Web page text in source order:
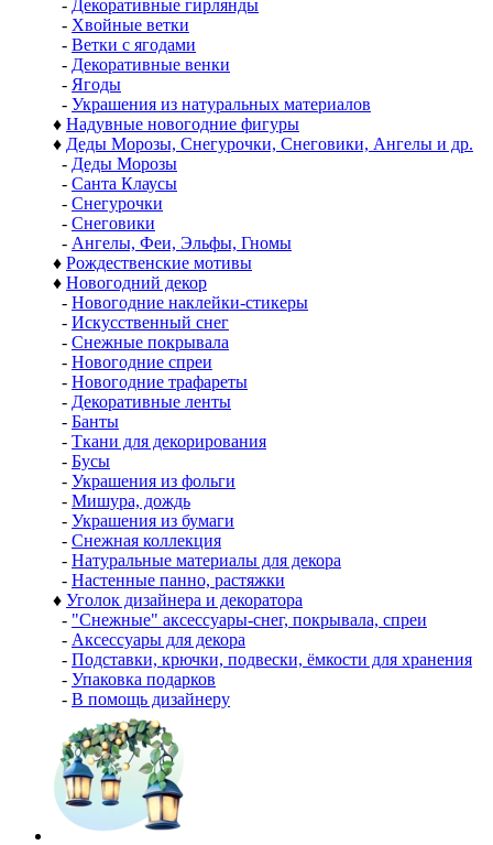
- Декоративные гирлянды
- Хвойные ветки
- Ветки с ягодами
- Декоративные венки
- Ягоды
- Украшения из натуральных материалов
♦ Надувные новогодние фигуры
♦ Деды Морозы, Снегурочки, Снеговики, Ангелы и др.
- Деды Морозы
- Санта Клаусы
- Снегурочки
- Снеговики
- Ангелы, Феи, Эльфы, Гномы
♦ Рождественские мотивы
♦ Новогодний декор
- Новогодние наклейки-стикеры
- Искусственный снег
- Снежные покрывала
- Новогодние спреи
- Новогодние трафареты
- Декоративные ленты
- Банты
- Ткани для декорирования
- Бусы
- Украшения из фольги
- Мишура, дождь
- Украшения из бумаги
- Снежная коллекция
- Натуральные материалы для декора
- Настенные панно, растяжки
♦ Уголок дизайнера и декоратора
- "Снежные" аксессуары-снег, покрывала, спреи
- Аксессуары для декора
- Подставки, крючки, подвески, ёмкости для хранения
- Упаковка подарков
- В помощь дизайнеру